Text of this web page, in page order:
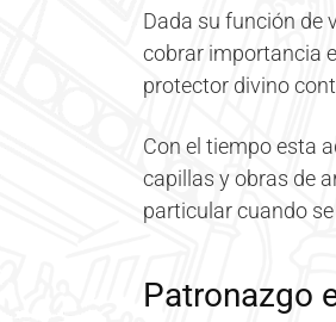
Dada su función de
cobrar importancia
protector divino
Con el tiempo esta
capillas y obras de
particular cuando
Patronazgo